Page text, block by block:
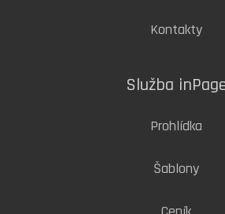
Kontakty
Služba
Prohlídka
Šablony